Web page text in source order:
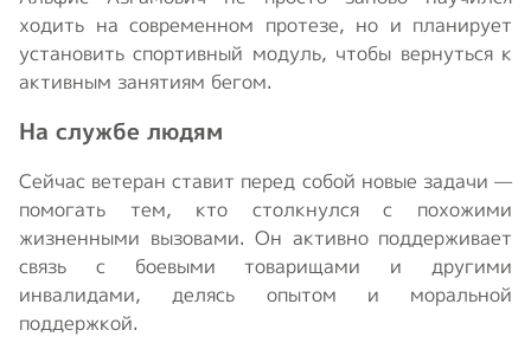
ходить на современном протезе, но и планирует
установить спортивный модуль, чтобы вернуться к
активным занятиям бегом.
На службе людям
Сейчас ветеран ставит перед собой новые задачи —
помогать тем, кто столкнулся с похожими
жизненными вызовами. Он активно поддерживает
связь с боевыми товарищами и другими
инвалидами, делясь опытом и моральной
поддержкой.